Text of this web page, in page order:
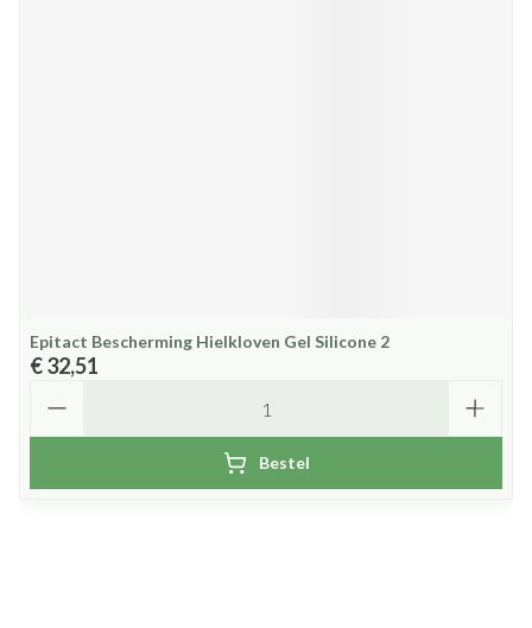
Epitact Bescherming Hielkloven Gel Silicone 2
€ 32,51
Bestel